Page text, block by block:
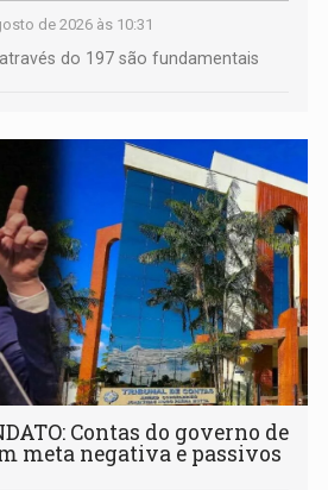
de 2026 às 10:31
do 197 são fundamentais
Contas do governo de
meta negativa e passivos